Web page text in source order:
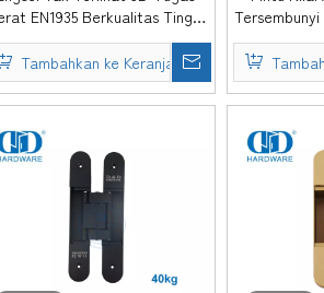
EN1935 Berkualitas Tinggi
untuk Pintu Kebakaran-
DDCH008-G80
Tambahkan ke Keranjang
5-